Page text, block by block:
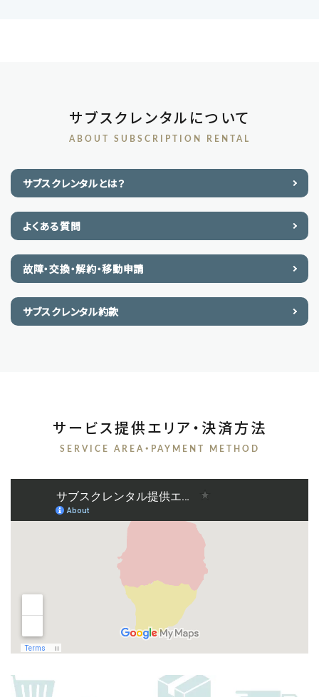
サブスクレンタルについて
ABOUT SUBSCRIPTION RENTAL
サブスクレンタルとは？
よくある質問
故障・交換・解約・移動申請
サブスクレンタル約款
サービス提供エリア・決済方法
SERVICE AREA・PAYMENT METHOD